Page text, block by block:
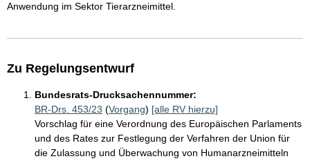
Anwendung im Sektor Tierarzneimittel.
Zu Regelungsentwurf
Bundesrats-Drucksachennummer:
BR-Drs. 453/23 (Vorgang) [alle RV hierzu]
Vorschlag für eine Verordnung des Europäischen Parlaments
und des Rates zur Festlegung der Verfahren der Union für
die Zulassung und Überwachung von Humanarzneimitteln